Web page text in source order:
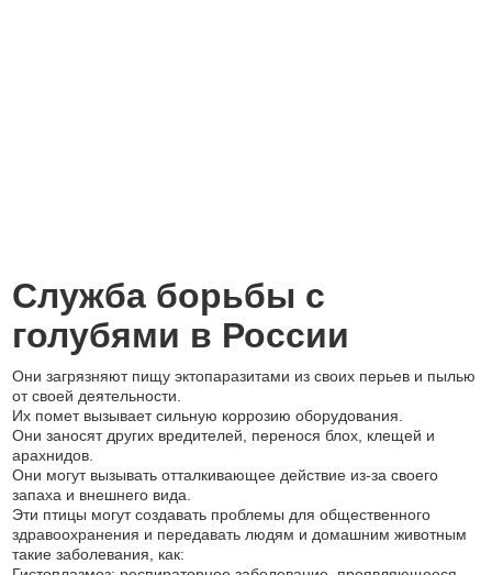
Служба борьбы с
голубями в России
Они загрязняют пищу эктопаразитами из своих перьев и пылью
от своей деятельности.
Их помет вызывает сильную коррозию оборудования.
Они заносят других вредителей, перенося блох, клещей и
арахнидов.
Они могут вызывать отталкивающее действие из-за своего
запаха и внешнего вида.
Эти птицы могут создавать проблемы для общественного
здравоохранения и передавать людям и домашним животным
такие заболевания, как: